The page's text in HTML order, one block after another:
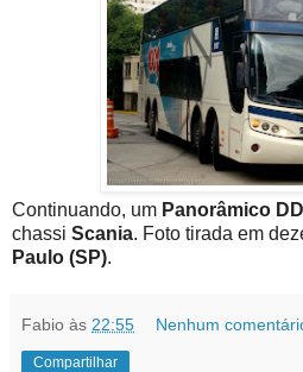
Continuando, um Panorâmico DD
chassi Scania. Foto tirada em
Paulo (SP).
Fabio às 22:55 Nenhum
Compartilhar